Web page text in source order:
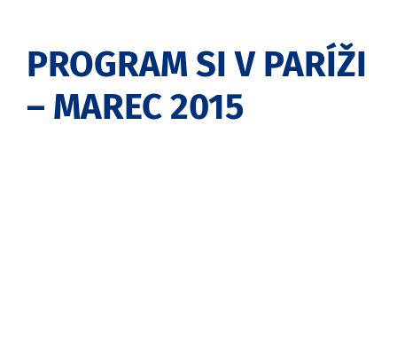
PROGRAM SI V PARÍŽI
– MAREC 2015